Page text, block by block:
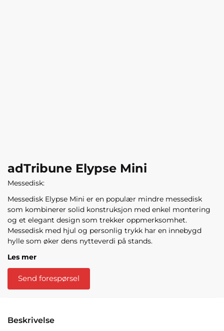
adTribune Elypse Mini
Messedisk:
Messedisk Elypse Mini er en populær mindre messedisk
som kombinerer solid konstruksjon med enkel montering
og et elegant design som trekker oppmerksomhet.
Messedisk med hjul og personlig trykk har en innebygd
hylle som øker dens nytteverdi på stands.
Les mer
Send forespørsel
Beskrivelse